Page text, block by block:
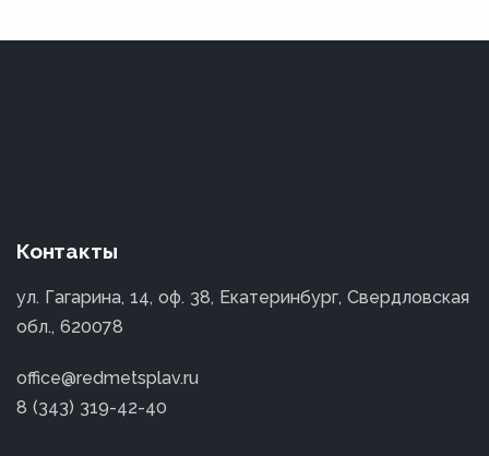
Контакты
ул. Гагарина, 14, оф. 38, Екатеринбург, Свердловская
обл., 620078
office@redmetsplav.ru
8 (343) 319-42-40